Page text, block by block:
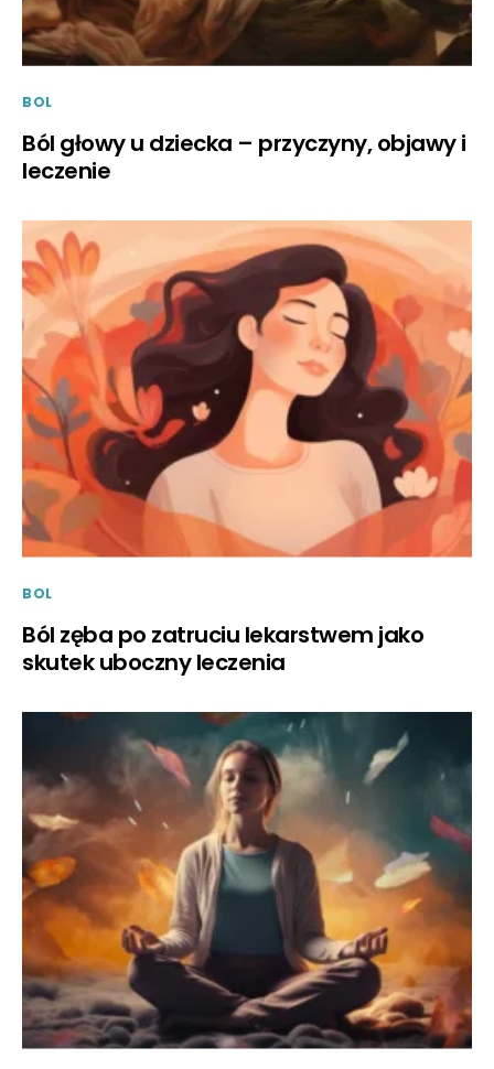
BOL
Ból głowy u dziecka – przyczyny, objawy i
leczenie
BOL
Ból zęba po zatruciu lekarstwem jako
skutek uboczny leczenia